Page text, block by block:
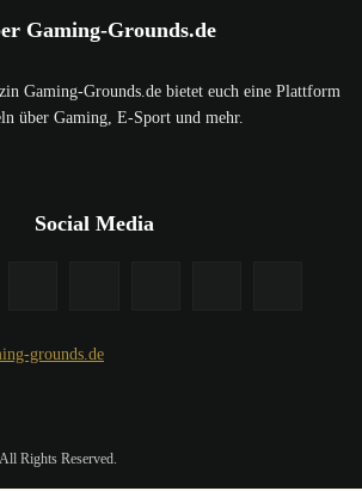
Gaming-Grounds.de
Gaming-Grounds.de bietet euch eine Plattform
über Gaming, E-Sport und mehr.
Social Media
grounds.de
Rights Reserved.